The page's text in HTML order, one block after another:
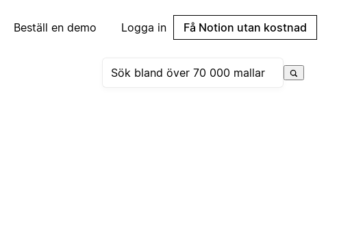
Beställ en demo Logga in Få Notion utan kostnad